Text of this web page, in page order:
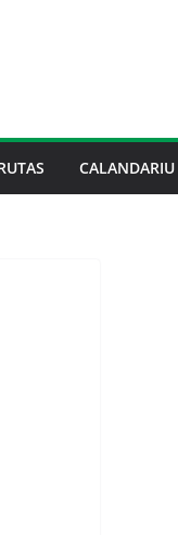
CALANDARIU